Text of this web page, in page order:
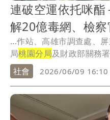
連破空運依托咪
解20億毒網、檢
...作站、高雄市調查處、
局桃園分局及財政部關務
籍余...
社會 2026/06/09 16:10